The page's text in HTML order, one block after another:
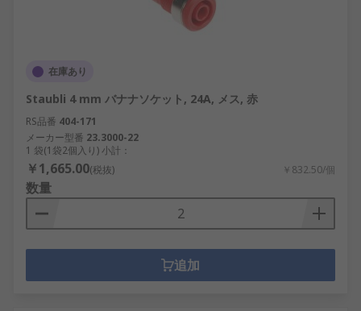
在庫あり
Staubli 4 mm バナナソケット, 24A, メス, 赤
RS品番 404-171
メーカー型番 23.3000-22
1 袋(1袋2個入り) 小計：
￥1,665.00(税抜) ￥832.50/個
数量
追加